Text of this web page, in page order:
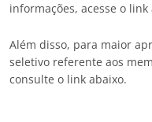
informações, acesse o link
Além disso, para maior
seletivo referente aos
consulte o link abaixo.